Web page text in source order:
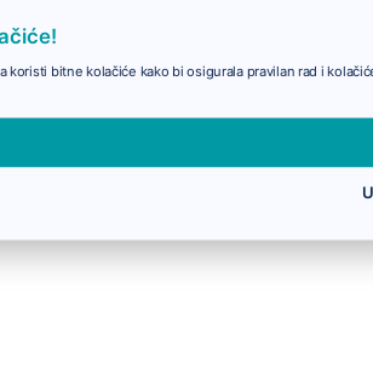
koristi bitne kolačiće kako bi osigurala pravilan rad i